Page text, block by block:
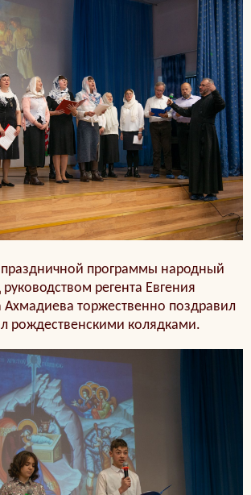
программы народный
регента Евгения
Ахмадиева торжественно поздравил
рождественскими колядками.